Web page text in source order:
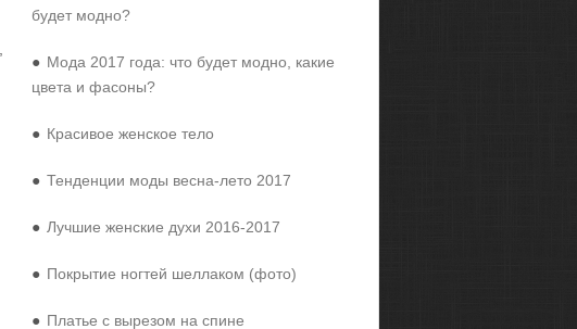
будет модно?
● Мода 2017 года: что будет модно, какие
цвета и фасоны?
● Красивое женское тело
● Тенденции моды весна-лето 2017
● Лучшие женские духи 2016-2017
● Покрытие ногтей шеллаком (фото)
● Платье с вырезом на спине